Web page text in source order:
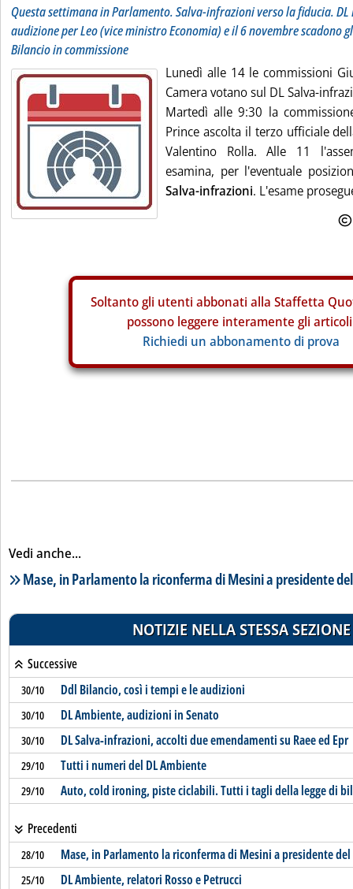
Questa settimana in Parlamento. Salva-infrazioni verso la fiducia. DL
audizione per Leo (vice ministro Economia) e il 6 novembre scadono
Bilancio in commissione
Lunedì alle 14 le commissioni
Camera votano sul DL Salva-
Martedì alle 9:30 la
Prince ascolta il terzo ufficiale
Valentino Rolla. Alle 11
esamina, per l'eventuale
Salva-infrazioni. L'esame
Soltanto gli utenti abbonati alla Staffetta
possono leggere interamente gli
Richiedi un abbonamento di prova
Vedi anche...
Lista notizie correlate
Mase, in Parlamento la riconferma di Mesini a presidente
NOTIZIE NELLA STESSA SEZIONE
Successive
30/10 Ddl Bilancio, così i tempi e le audizioni
30/10 DL Ambiente, audizioni in Senato
30/10 DL Salva-infrazioni, accolti due emendamenti su Raee ed Epr
29/10 Tutti i numeri del DL Ambiente
29/10 Auto, cold ironing, piste ciclabili. Tutti i tagli della legge di
Precedenti
28/10 Mase, in Parlamento la riconferma di Mesini a presidente
25/10 DL Ambiente, relatori Rosso e Petrucci